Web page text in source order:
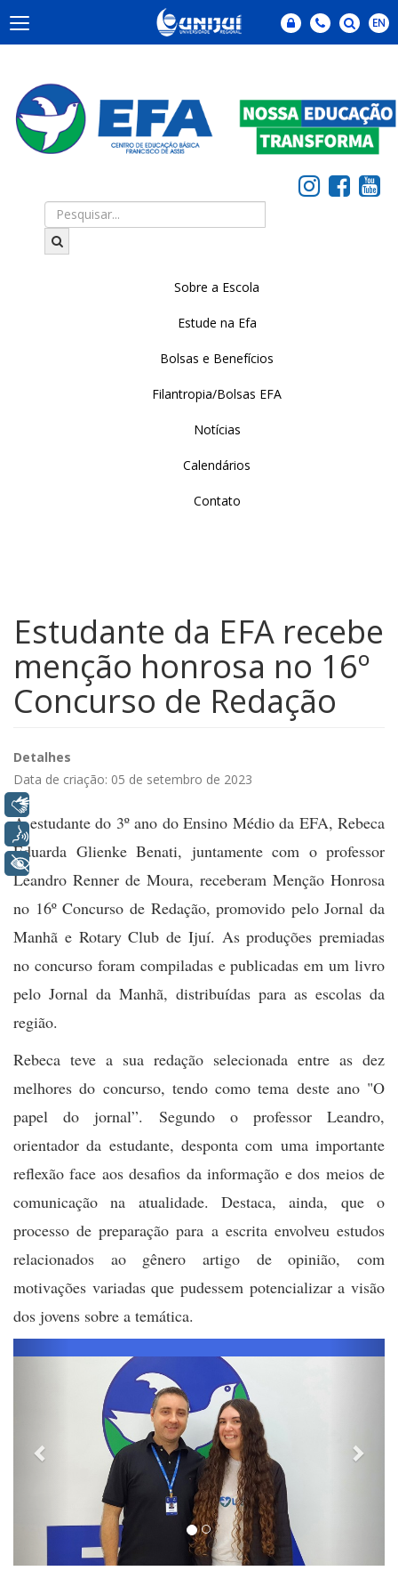
Sobre a Escola
Estude na Efa
Bolsas e Benefícios
Filantropia/Bolsas EFA
Notícias
Calendários
Contato
Estudante da EFA recebe
menção honrosa no 16º
Concurso de Redação
Detalhes
Data de criação: 05 de setembro de 2023
A estudante do 3º ano do Ensino Médio da EFA, Rebeca
Eduarda Glienke Benati, juntamente com o professor
Leandro Renner de Moura, receberam Menção Honrosa
no 16º Concurso de Redação, promovido pelo Jornal da
Manhã e Rotary Club de Ijuí. As produções premiadas
no concurso foram compiladas e publicadas em um livro
pelo Jornal da Manhã, distribuídas para as escolas da
região.
Rebeca teve a sua redação selecionada entre as dez
melhores do concurso, tendo como tema deste ano "O
papel do jornal”. Segundo o professor Leandro,
orientador da estudante, desponta com uma importante
reflexão face aos desafios da informação e dos meios de
comunicação na atualidade. Destaca, ainda, que o
processo de preparação para a escrita envolveu estudos
relacionados ao gênero artigo de opinião, com
motivações variadas que pudessem potencializar a visão
dos jovens sobre a temática.
Voz
+ Acessibilidade